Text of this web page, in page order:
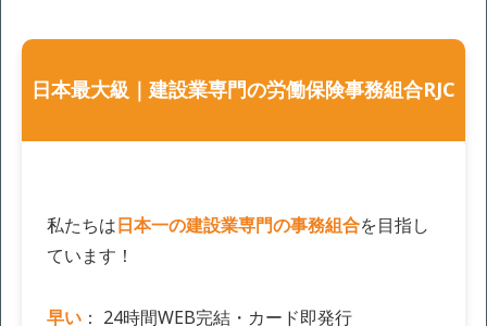
日本最大級｜建設業専門の労働保険事務組合RJC
私たちは日本一の建設業専門の事務組合を目指し
ています！
早い： 24時間WEB完結・カード即発行